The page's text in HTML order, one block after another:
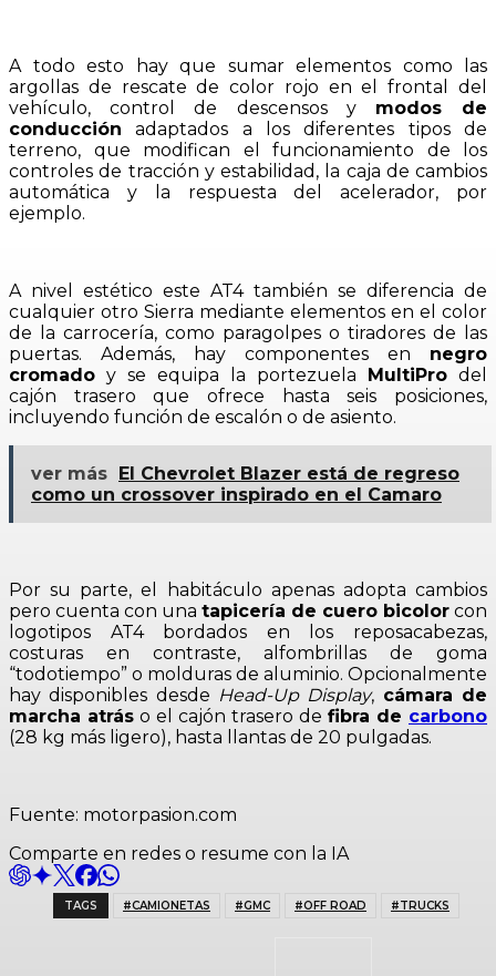
A todo esto hay que sumar elementos como las
argollas de rescate de color rojo en el frontal del
vehículo, control de descensos y modos de
conducción adaptados a los diferentes tipos de
terreno, que modifican el funcionamiento de los
controles de tracción y estabilidad, la caja de cambios
automática y la respuesta del acelerador, por
ejemplo.
A nivel estético este AT4 también se diferencia de
cualquier otro Sierra mediante elementos en el color
de la carrocería, como paragolpes o tiradores de las
puertas. Además, hay componentes en negro
cromado y se equipa la portezuela MultiPro del
cajón trasero que ofrece hasta seis posiciones,
incluyendo función de escalón o de asiento.
ver más El Chevrolet Blazer está de regreso
como un crossover inspirado en el Camaro
Por su parte, el habitáculo apenas adopta cambios
pero cuenta con una tapicería de cuero bicolor con
logotipos AT4 bordados en los reposacabezas,
costuras en contraste, alfombrillas de goma
“todotiempo” o molduras de aluminio. Opcionalmente
hay disponibles desde Head-Up Display, cámara de
marcha atrás o el cajón trasero de fibra de carbono
(28 kg más ligero), hasta llantas de 20 pulgadas.
Fuente: motorpasion.com
Comparte en redes o resume con la IA
TAGS #CAMIONETAS #GMC #OFF ROAD #TRUCKS